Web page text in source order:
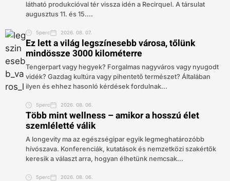
látható produkcióval tér vissza idén a Recirquel. A társulat
augusztus 11. és 15....
5perc 2026. 08. 07.
Ez lett a világ legszínesebb városa, tőlünk
mindössze 3000 kilométerre
Tengerpart vagy hegyek? Forgalmas nagyváros vagy nyugodt
vidék? Gazdag kultúra vagy pihentető természet? Általában
ilyen és ehhez hasonló kérdések fordulnak...
5perc 2026. 08. 06.
Több mint wellness – amikor a hosszú élet
szemléletté válik
A longevity ma az egészségipar egyik legmeghatározóbb
hívószava. Konferenciák, kutatások és nemzetközi szakértők
keresik a választ arra, hogyan élhetünk nemcsak...
5perc 2026. 08. 06.